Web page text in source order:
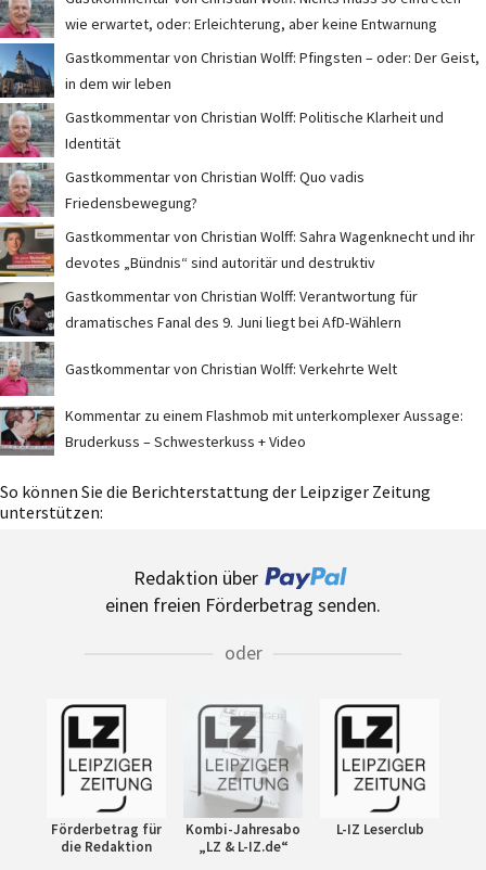
wie erwartet, oder: Erleichterung, aber keine Entwarnung
Gastkommentar von Christian Wolff: Pfingsten – oder: Der Geist,
in dem wir leben
Gastkommentar von Christian Wolff: Politische Klarheit und
Identität
Gastkommentar von Christian Wolff: Quo vadis
Friedensbewegung?
Gastkommentar von Christian Wolff: Sahra Wagenknecht und ihr
devotes „Bündnis“ sind autoritär und destruktiv
Gastkommentar von Christian Wolff: Verantwortung für
dramatisches Fanal des 9. Juni liegt bei AfD-Wählern
Gastkommentar von Christian Wolff: Verkehrte Welt
Kommentar zu einem Flashmob mit unterkomplexer Aussage:
Bruderkuss – Schwesterkuss + Video
So können Sie die Berichterstattung der Leipziger Zeitung
unterstützen:
Redaktion über
einen freien Förderbetrag senden.
oder
Förderbetrag für
die Redaktion
Kombi-Jahresabo
„LZ & L-IZ.de“
L-IZ Leserclub